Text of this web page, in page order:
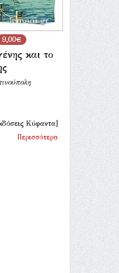
9,00€
και το
Κύφαντα]
Περισσότερα